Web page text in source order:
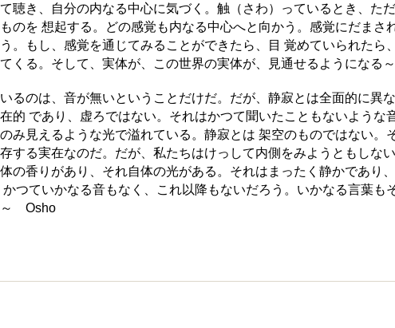
聴き、自分の内なる中心に気づく。触（さわ）っているとき、た
のを 想起する。どの感覚も内なる中心へと向かう。感覚にだまさ
。もし、感覚を通じてみることができたら、目 覚めていられたら
くる。そして、実体が、この世界の実体が、見通せるようになる～
るのは、音が無いということだけだ。だが、静寂とは全面的に異
的 であり、虚ろではない。それはかつて聞いたこともないような
み見えるような光で溢れている。静寂とは 架空のものではない。
する実在なのだ。だが、私たちはけっして内側をみようともしな
の香りがあり、それ自体の光がある。それはまったく静かであり
つていかなる音もなく、これ以降もないだろう。いかなる言葉も
～ Osho